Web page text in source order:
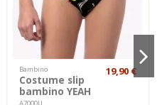
Bambino
Costume slip
bambino YEAH
A7000U
19,90 €